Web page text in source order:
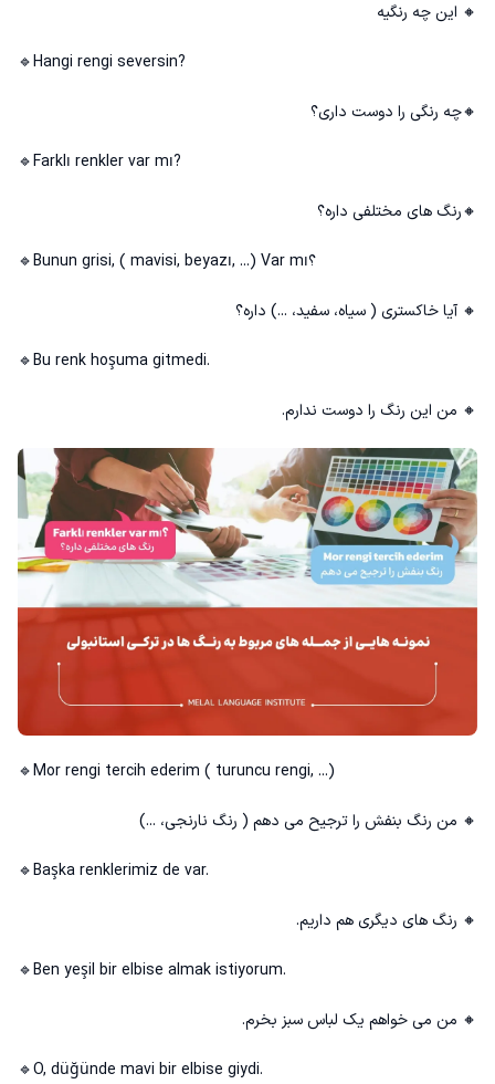
🔸 این چه رنگیه
🔹Hangi rengi seversin?
🔸چه رنگی را دوست داری؟
🔹Farklı renkler var mı?
🔸رنگ های مختلفی داره؟
🔹Bunun grisi, ( mavisi, beyazı, ...) Var mı؟
🔸 آیا خاکستری ( سیاه، سفید، ...) داره؟
🔹Bu renk hoşuma gitmedi.
🔸 من این رنگ را دوست ندارم.
Mor rengi tercih ederim ( turuncu rengi, ...)🔹
🔸 من رنگ بنفش را ترجیح می دهم ( رنگ نارنجی، ...)
🔹Başka renklerimiz de var.
🔸 رنگ‌ های دیگری هم داریم.
🔹Ben yeşil bir elbise almak istiyorum.
🔸 من می خواهم یک لباس سبز بخرم.
🔹O, düğünde mavi bir elbise giydi.